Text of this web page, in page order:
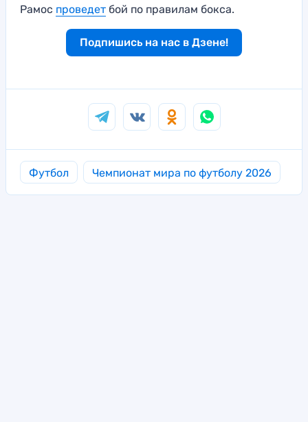
Рамос проведет бой по правилам бокса.
Подпишись на нас в Дзене!
Футбол Чемпионат мира по футболу 2026